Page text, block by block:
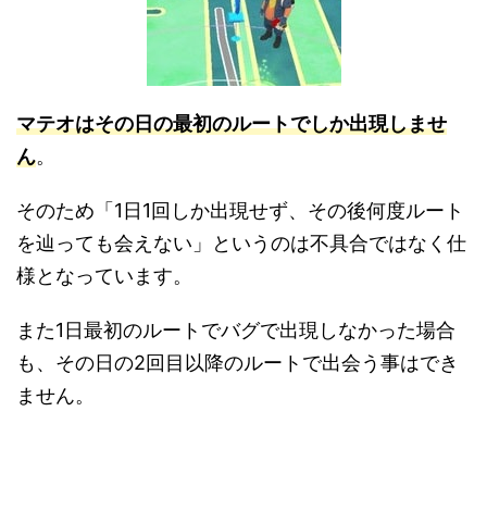
マテオはその日の最初のルートでしか出現しませ
ん。
そのため「1日1回しか出現せず、その後何度ルート
を辿っても会えない」というのは不具合ではなく仕
様となっています。
また1日最初のルートでバグで出現しなかった場合
も、その日の2回目以降のルートで出会う事はでき
ません。